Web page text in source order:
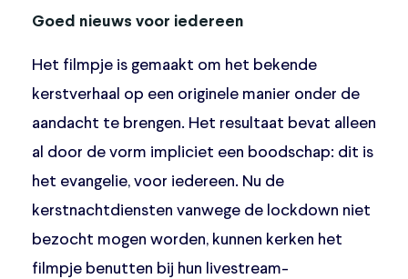
Goed nieuws voor iedereen
Het filmpje is gemaakt om het bekende
kerstverhaal op een originele manier onder de
aandacht te brengen. Het resultaat bevat alleen
al door de vorm impliciet een boodschap: dit is
het evangelie, voor iedereen. Nu de
kerstnachtdiensten vanwege de lockdown niet
bezocht mogen worden, kunnen kerken het
filmpje benutten bij hun livestream-